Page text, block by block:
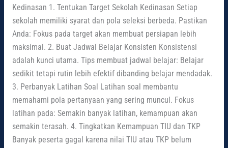
Kedinasan 1. Tentukan Target Sekolah Kedinasan Setiap
sekolah memiliki syarat dan pola seleksi berbeda. Pastikan
Anda: Fokus pada target akan membuat persiapan lebih
maksimal. 2. Buat Jadwal Belajar Konsisten Konsistensi
adalah kunci utama. Tips membuat jadwal belajar: Belajar
sedikit tetapi rutin lebih efektif dibanding belajar mendadak.
3. Perbanyak Latihan Soal Latihan soal membantu
memahami pola pertanyaan yang sering muncul. Fokus
latihan pada: Semakin banyak latihan, kemampuan akan
semakin terasah. 4. Tingkatkan Kemampuan TIU dan TKP
Banyak peserta gagal karena nilai TIU atau TKP belum